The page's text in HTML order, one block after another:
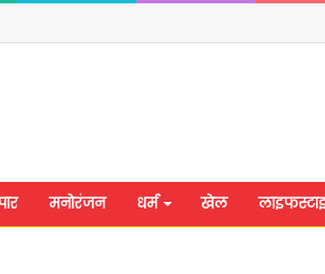
मनोरंजन धर्म खेल